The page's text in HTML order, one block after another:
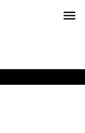
menu